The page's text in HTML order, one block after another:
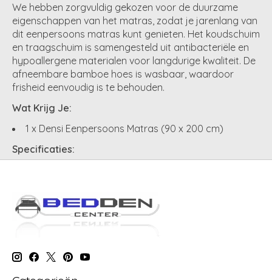
We hebben zorgvuldig gekozen voor de duurzame
eigenschappen van het matras, zodat je jarenlang van
dit eenpersoons matras kunt genieten. Het koudschuim
en traagschuim is samengesteld uit antibacteriële en
hypoallergene materialen voor langdurige kwaliteit. De
afneembare bamboe hoes is wasbaar, waardoor
frisheid eenvoudig is te behouden.
Wat Krijg Je:
1 x Densi Eenpersoons Matras (90 x 200 cm)
Specificaties:
Totale matrashoogte: +/- 15 cm inclusief hoes
Wasbaar: Alleen de matrashoes is wasbaar op 30
graden